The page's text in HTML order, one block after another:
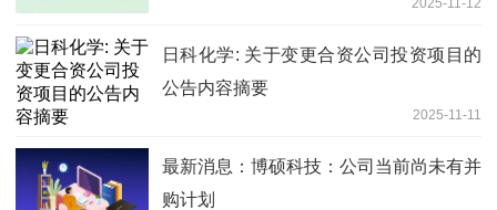
日科化学: 关于变更合资公司投资项目的
公告内容摘要
2025-11-11
最新消息：博硕科技：公司当前尚未有并
购计划